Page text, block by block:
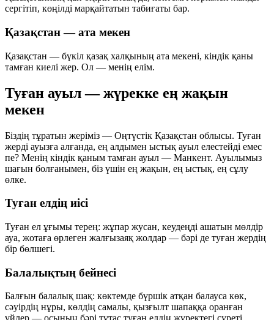
сергітіп, көңілді марқайтатын табиғаты бар.
Қазақстан — ата мекен
Қазақстан — бүкіл қазақ халқының ата мекені, кіндік қаны
тамған киелі жер. Ол — менің елім.
Туған ауыл — жүрекке ең жақын
мекен
Біздің тұратын жеріміз — Оңтүстік Қазақстан облысы. Туған
жерді ауызға алғанда, ең алдымен ыстық ауыл елестейді емес
пе? Менің кіндік қаным тамған ауыл — Манкент. Ауылымыз
шағын болғанымен, біз үшін ең жақын, ең ыстық, ең сұлу
өлке.
Туған елдің иісі
Туған ел ұғымы терең: жұпар жусан, кеудеңді ашатын мөлдір
ауа, жотаға өрлеген жалғызаяқ жолдар — бәрі де туған жердің
бір бөлшегі.
Балалықтың бейнесі
Балғын балалық шақ: көктемде бүршік атқан балауса көк,
сәуірдің нұры, көлдің самалы, қызғылт шапаққа оранған